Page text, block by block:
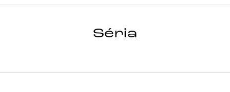
Séria
Array